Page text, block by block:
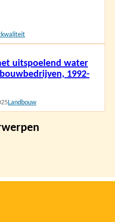
uitspoelend water
1992-
Landbouw